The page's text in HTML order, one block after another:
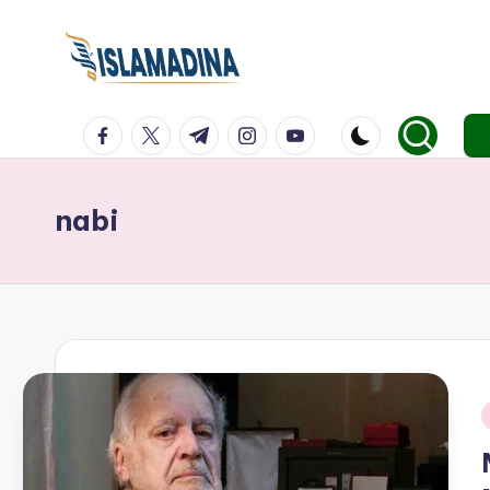
facebook.com
twitter.com
t.me instagram.com
youtube.com
nabi